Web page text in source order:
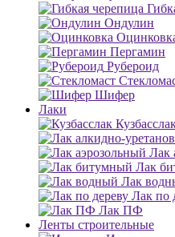
Ондулин
Пергамин
Рубероид
Шифер
Лаки
Лак
Лак
Лак
Лак по
Лак ПФ
Ленты строительные